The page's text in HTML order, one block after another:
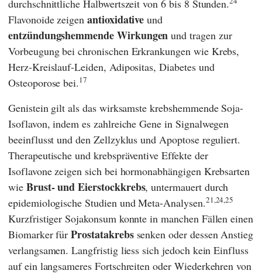
durchschnittliche Halbwertszeit von 6 bis 8 Stunden.
Flavonoide zeigenantioxidativeund
entzündungshemmende Wirkungen und tragen zur
Vorbeugung bei chronischen Erkrankungen wie Krebs,
Herz-Kreislauf-Leiden, Adipositas, Diabetes und
Osteoporose bei.17
Genistein gilt als das wirksamste krebshemmende Soja-
Isoflavon, indem es zahlreiche Gene in Signalwegen
beeinflusst und den Zellzyklus und Apoptose reguliert.
Therapeutische und krebspräventive Effekte der
Isoflavone zeigen sich bei hormonabhängigen Krebsarten
wie Brust- und Eierstockkrebs, untermauert durch
epidemiologische Studien und Meta-Analysen.21,24,25
Kurzfristiger Sojakonsum konnte in manchen Fällen einen
Biomarker fürProstatakrebs senken oder dessen Anstieg
verlangsamen. Langfristig liess sich jedoch kein Einfluss
auf ein langsameres Fortschreiten oder Wiederkehren von